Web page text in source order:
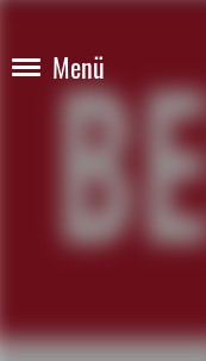
Menü